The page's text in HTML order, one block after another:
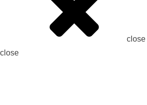
close
close